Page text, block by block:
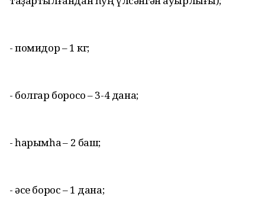
- помидор – 1 кг;
- болгар боросо – 3-4 дана;
- һарымһаҡ – 2 баш;
- әсе борос – 1 дана;